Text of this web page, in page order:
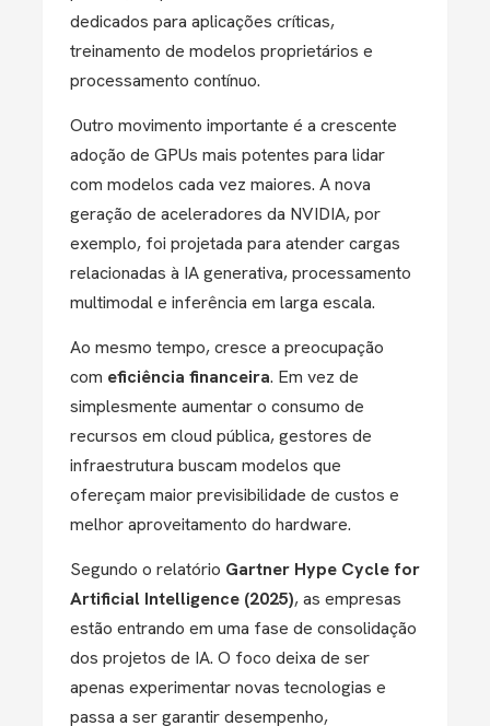
dedicados para aplicações críticas,
treinamento de modelos proprietários e
processamento contínuo.
Outro movimento importante é a crescente
adoção de GPUs mais potentes para lidar
com modelos cada vez maiores. A nova
geração de aceleradores da NVIDIA, por
exemplo, foi projetada para atender cargas
relacionadas à IA generativa, processamento
multimodal e inferência em larga escala.
Ao mesmo tempo, cresce a preocupação
com eficiência financeira. Em vez de
simplesmente aumentar o consumo de
recursos em cloud pública, gestores de
infraestrutura buscam modelos que
ofereçam maior previsibilidade de custos e
melhor aproveitamento do hardware.
Segundo o relatório Gartner Hype Cycle for
Artificial Intelligence (2025), as empresas
estão entrando em uma fase de consolidação
dos projetos de IA. O foco deixa de ser
apenas experimentar novas tecnologias e
passa a ser garantir desempenho,